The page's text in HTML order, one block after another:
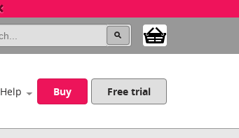
Help Buy Free trial